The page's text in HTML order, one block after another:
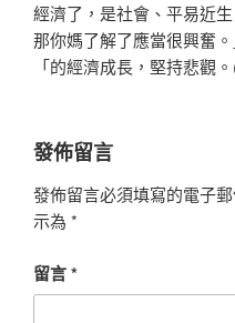
經濟了，是社會、平易近
那你媽了解了應當很興奮
「的經濟成長，堅持悲觀
發佈留言
發佈留言必須填寫的電子
示為 *
留言*